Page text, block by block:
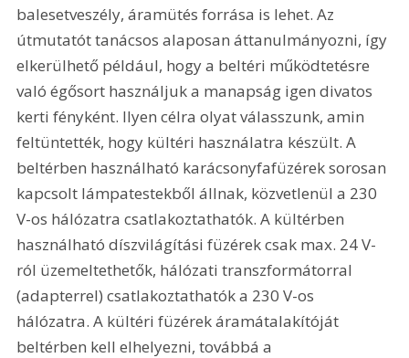
balesetveszély, áramütés forrása is lehet. Az
útmutatót tanácsos alaposan áttanulmányozni, így
elkerülhető például, hogy a beltéri működtetésre
való égősort használjuk a manapság igen divatos
kerti fényként. Ilyen célra olyat válasszunk, amin
feltüntették, hogy kültéri használatra készült. A
beltérben használható karácsonyfafüzérek sorosan
kapcsolt lámpatestekből állnak, közvetlenül a 230
V-os hálózatra csatlakoztathatók. A kültérben
használható díszvilágítási füzérek csak max. 24 V-
ról üzemeltethetők, hálózati transzformátorral
(adapterrel) csatlakoztathatók a 230 V-os
hálózatra. A kültéri füzérek áramátalakítóját
beltérben kell elhelyezni, továbbá a